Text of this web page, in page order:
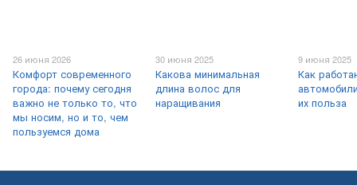
26 июня 2026
Комфорт современного
города: почему сегодня
важно не только то, что
мы носим, ​​но и то, чем
пользуемся дома
30 июня 2025
Какова минимальная
длина волос для
наращивания
9 июня 2025
Как
их польза